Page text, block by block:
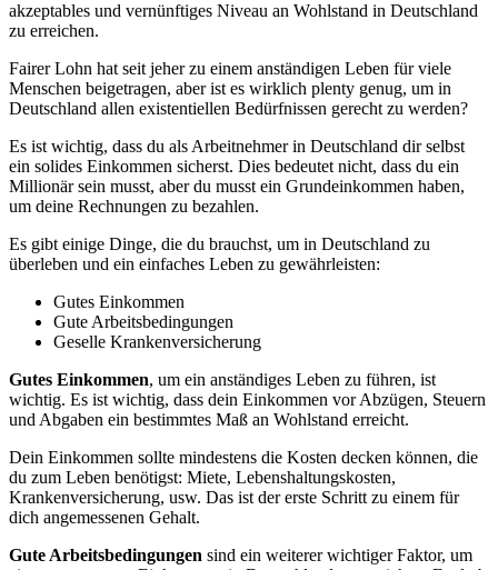
akzeptables und vernünftiges Niveau an Wohlstand in Deutschland
zu erreichen.
Fairer Lohn hat seit jeher zu einem anständigen Leben für viele
Menschen beigetragen, aber ist es wirklich plenty genug, um in
Deutschland allen existentiellen Bedürfnissen gerecht zu werden?
Es ist wichtig, dass du als Arbeitnehmer in Deutschland dir selbst
ein solides Einkommen sicherst. Dies bedeutet nicht, dass du ein
Millionär sein musst, aber du musst ein Grundeinkommen haben,
um deine Rechnungen zu bezahlen.
Es gibt einige Dinge, die du brauchst, um in Deutschland zu
überleben und ein einfaches Leben zu gewährleisten:
Gutes Einkommen
Gute Arbeitsbedingungen
Geselle Krankenversicherung
Gutes Einkommen, um ein anständiges Leben zu führen, ist
wichtig. Es ist wichtig, dass dein Einkommen vor Abzügen, Steuern
und Abgaben ein bestimmtes Maß an Wohlstand erreicht.
Dein Einkommen sollte mindestens die Kosten decken können, die
du zum Leben benötigst: Miete, Lebenshaltungskosten,
Krankenversicherung, usw. Das ist der erste Schritt zu einem für
dich angemessenen Gehalt.
Gute Arbeitsbedingungen sind ein weiterer wichtiger Faktor, um